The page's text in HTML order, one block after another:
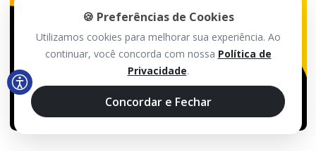
🍪 Preferências de Cookies
Utilizamos cookies para melhorar sua experiência. Ao
continuar, você concorda com nossa Política de
Privacidade.
Concordar e Fechar